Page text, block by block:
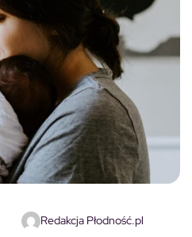
Redakcja Płodność.pl